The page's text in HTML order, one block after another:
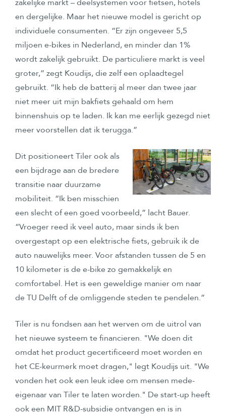
zakelijke markt – deelsystemen voor fietsen, hotels
en dergelijke. Maar het nieuwe model is gericht op
individuele consumenten. “Er zijn ongeveer 5,5
miljoen e-bikes in Nederland, en minder dan 1%
wordt zakelijk gebruikt. De particuliere markt is veel
groter,” zegt Koudijs, die zelf een oplaadtegel
gebruikt. “Ik heb de batterij al meer dan twee jaar
niet meer uit mijn bakfiets gehaald om hem
binnenshuis op te laden. Ik kan me eerlijk gezegd niet
meer voorstellen dat ik terugga.”
Dit positioneert Tiler ook als
een bijdrage aan de bredere
transitie naar duurzame
mobiliteit. “Ik ben misschien
een slecht of een goed voorbeeld,” lacht Bauer.
“Vroeger reed ik veel auto, maar sinds ik ben
overgestapt op een elektrische fiets, gebruik ik de
auto nauwelijks meer. Voor afstanden tussen de 5 en
10 kilometer is de e-bike zo gemakkelijk en
comfortabel. Het is een geweldige manier om naar
de TU Delft of de omliggende steden te pendelen.”
Tiler is nu fondsen aan het werven om de uitrol van
het nieuwe systeem te financieren. "We doen dit
omdat het product gecertificeerd moet worden en
het CE-keurmerk moet dragen," legt Koudijs uit. "We
vonden het ook een leuk idee om mensen mede-
eigenaar van Tiler te laten worden." De start-up heeft
ook een MIT R&D-subsidie ontvangen en is in